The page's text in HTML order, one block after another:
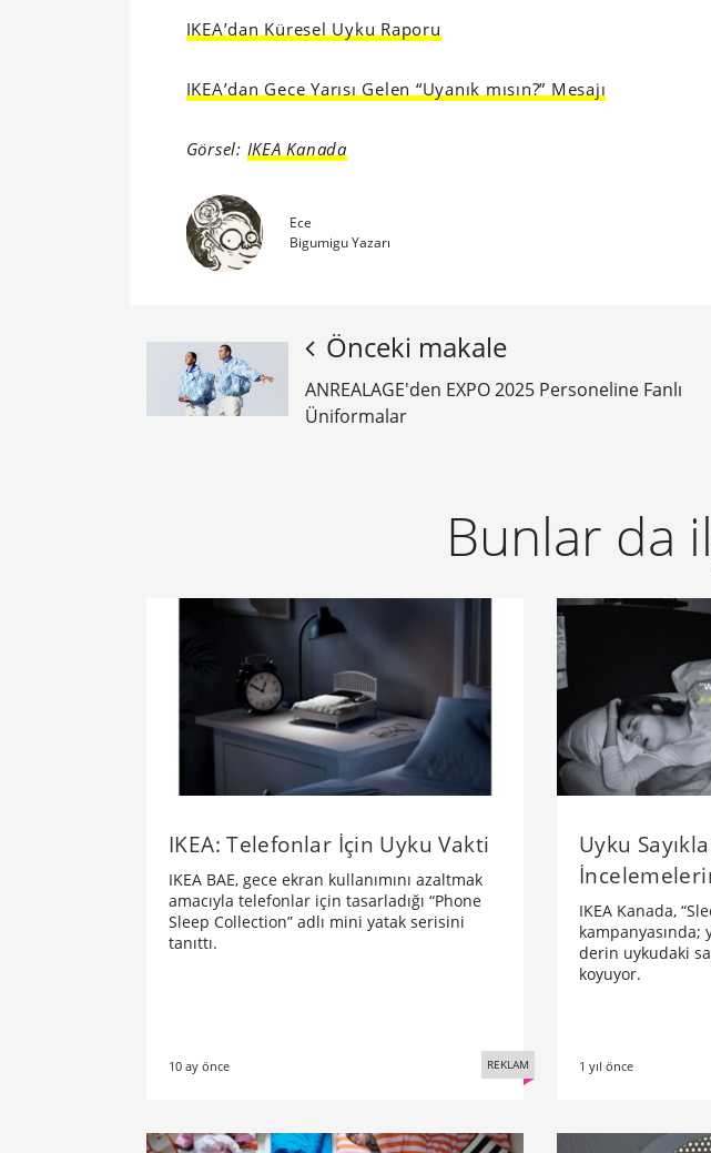
IKEA’dan Küresel Uyku Raporu
IKEA’dan Gece Yarısı Gelen “Uyanık mısın?” Mesajı
Görsel: IKEA Kanada
Ece
Bigumigu Yazarı
Önceki makale
ANREALAGE'den EXPO 2025 Personeline Fanlı
Üniformalar
Bunlar da
IKEA: Telefonlar İçin Uyku Vakti
IKEA BAE, gece ekran kullanımını azaltmak
amacıyla telefonlar için tasarladığı “Phone
Sleep Collection” adlı mini yatak serisini
tanıttı.
10 ay önce REKLAM
Uyku
IKEA Kanada,
kampanyasında;
derin uykudaki
koyuyor.
1 yıl önce